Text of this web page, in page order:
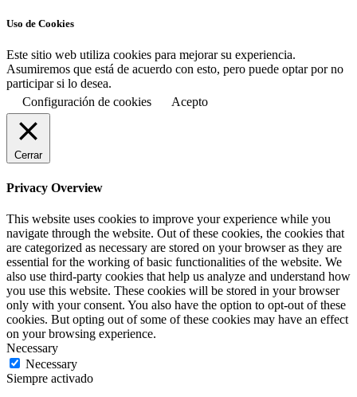
Uso de Cookies
Este sitio web utiliza cookies para mejorar su experiencia.
Asumiremos que está de acuerdo con esto, pero puede optar por no
participar si lo desea.
Configuración de cookies
Acepto
Cerrar
Privacy Overview
This website uses cookies to improve your experience while you
navigate through the website. Out of these cookies, the cookies that
are categorized as necessary are stored on your browser as they are
essential for the working of basic functionalities of the website. We
also use third-party cookies that help us analyze and understand how
you use this website. These cookies will be stored in your browser
only with your consent. You also have the option to opt-out of these
cookies. But opting out of some of these cookies may have an effect
on your browsing experience.
Necessary
Necessary
Siempre activado